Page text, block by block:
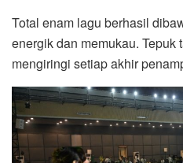
Total enam lagu berhasil
energik dan memukau. Tepuk
mengiringi setiap akhir